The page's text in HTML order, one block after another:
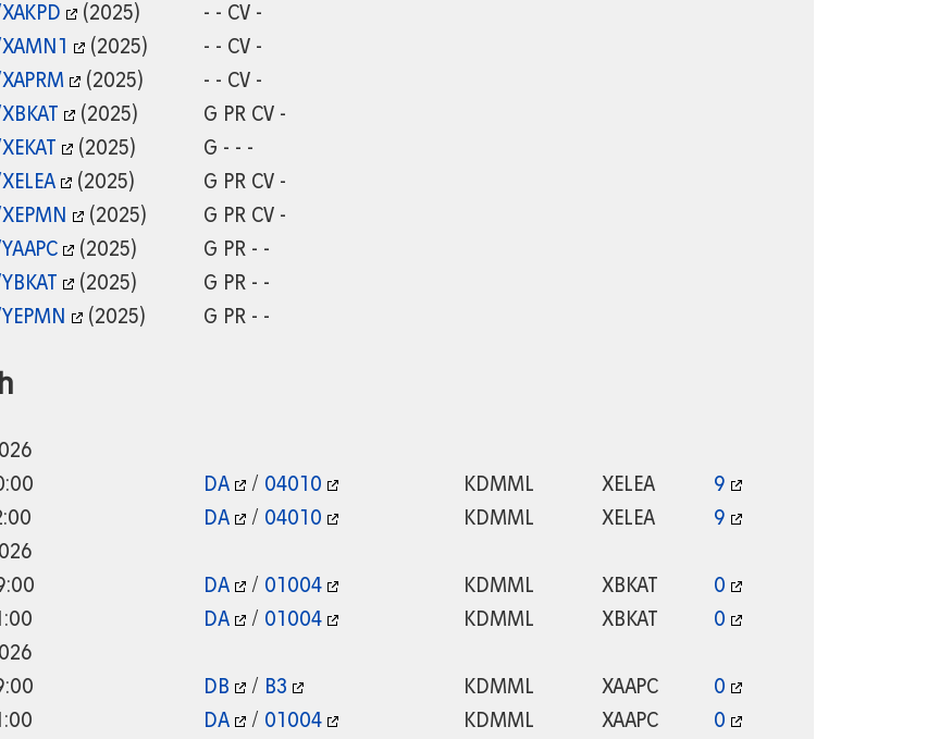
(2025)
- - CV -
(2025)
- - CV -
(2025)
- - CV -
(2025)
G PR CV -
(2025)
G - - -
(2025)
G PR CV -
(2025)
G PR CV -
(2025)
G PR - -
(2025)
G PR - -
(2025) G PR - -
DA / 04010 KDMML XELEA
9
DA / 04010 KDMML XELEA
9
DA / 01004 KDMML XBKAT
0
DA / 01004 KDMML XBKAT
0
DB / B3 KDMML XAAPC
0
DA / 01004 KDMML XAAPC 0